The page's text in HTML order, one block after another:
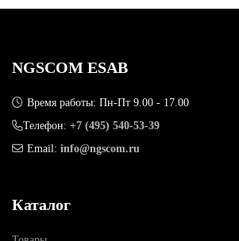
NGSCOM ESAB
Время работы: Пн-Пт 9.00 - 17.00
Телефон: +7 (495) 540-53-39
Email: info@ngscom.ru
Каталог